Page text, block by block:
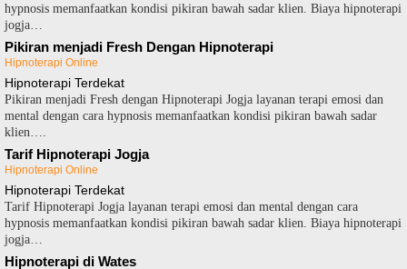
hypnosis memanfaatkan kondisi pikiran bawah sadar klien. Biaya hipnoterapi
jogja…
Pikiran menjadi Fresh Dengan Hipnoterapi
Hipnoterapi Online
Hipnoterapi Terdekat
Pikiran menjadi Fresh dengan Hipnoterapi Jogja layanan terapi emosi dan
mental dengan cara hypnosis memanfaatkan kondisi pikiran bawah sadar
klien….
Tarif Hipnoterapi Jogja
Hipnoterapi Online
Hipnoterapi Terdekat
Tarif Hipnoterapi Jogja layanan terapi emosi dan mental dengan cara
hypnosis memanfaatkan kondisi pikiran bawah sadar klien. Biaya hipnoterapi
jogja…
Hipnoterapi di Wates